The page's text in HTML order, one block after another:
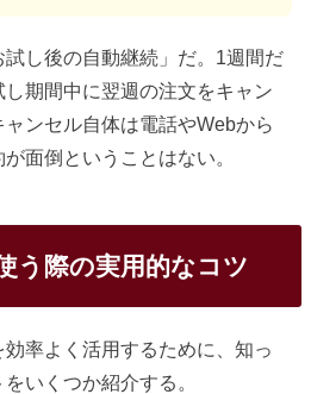
し後の自動継続」だ。1週間だ
期間中に翌週の注文をキャン
ンセル自体は電話やWebから
面倒ということはない。
う際の実用的なコツ
率よく活用するために、知っ
いくつか紹介する。